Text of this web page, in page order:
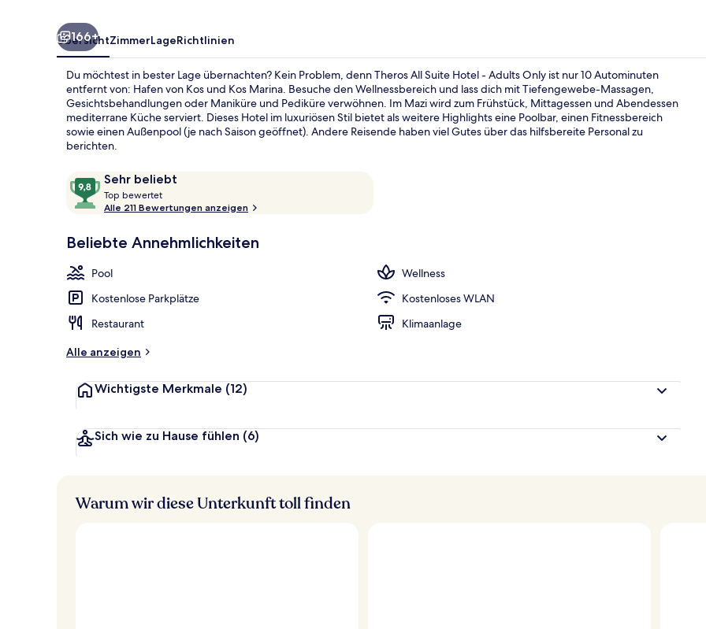
Villa
166+
ÜbersichtZimmerLageRichtlinien
Du möchtest in bester Lage übernachten? Kein Problem, denn Theros All Suite Hotel - Adults Only ist nur 10 Autominuten
entfernt von: Hafen von Kos und Kos Marina. Besuche den Wellnessbereich und lass dich mit Tiefengewebe-Massagen,
Gesichtsbehandlungen oder Maniküre und Pediküre verwöhnen. Im Mazi wird zum Frühstück, Mittagessen und Abendessen
mediterrane Küche serviert. Dieses Hotel im luxuriösen Stil bietet als weitere Highlights eine Poolbar, einen Fitnessbereich
sowie einen Außenpool (je nach Saison geöffnet). Andere Reisende haben viel Gutes über das hilfsbereite Personal zu
berichten.
Bewertungen
Sehr beliebt
9,8
von
10,
beliebt
Top bewertet
o
b
e
r
Alle 211 Bewertungen anzeigen
Beliebte Annehmlichkeiten
Pool
Wellness
Kostenlose Parkplätze
Kostenloses WLAN
Restaurant
Klimaanlage
Alle anzeigen
Wichtigste Merkmale (12)
Sich wie zu Hause fühlen (6)
Warum wir diese Unterkunft toll finden